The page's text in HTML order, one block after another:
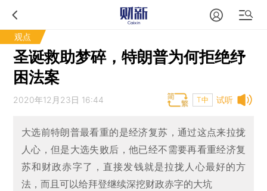
观点
圣诞救助梦碎，特朗普为何拒绝纾
困法案
试听
2020年12月23日 16:44 T中
大选前特朗普最看重的是经济复苏，通过这点来拉拢
人心，但是大选失败后，他已经不需要再看重经济复
苏和财政赤字了，直接发钱就是拉拢人心最好的方
法，而且可以给拜登继续深挖财政赤字的大坑